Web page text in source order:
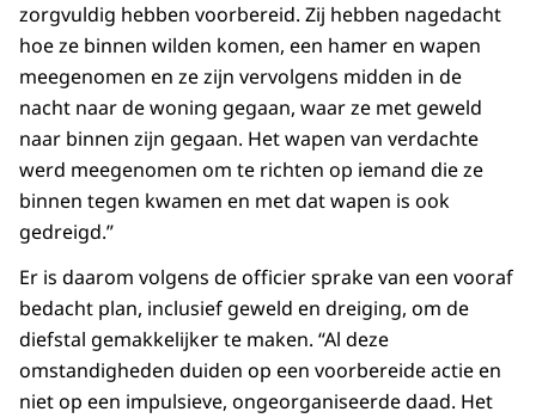
zorgvuldig hebben voorbereid. Zij hebben nagedacht
hoe ze binnen wilden komen, een hamer en wapen
meegenomen en ze zijn vervolgens midden in de
nacht naar de woning gegaan, waar ze met geweld
naar binnen zijn gegaan. Het wapen van verdachte
werd meegenomen om te richten op iemand die ze
binnen tegen kwamen en met dat wapen is ook
gedreigd.”
Er is daarom volgens de officier sprake van een vooraf
bedacht plan, inclusief geweld en dreiging, om de
diefstal gemakkelijker te maken. “Al deze
omstandigheden duiden op een voorbereide actie en
niet op een impulsieve, ongeorganiseerde daad. Het